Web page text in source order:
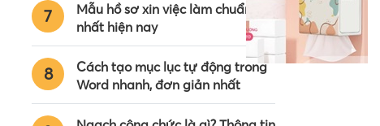
7
Mẫu hồ sơ xin việc làm chuẩn
nhất hiện nay
8
Cách tạo mục lục tự động trong
Word nhanh, đơn giản nhất